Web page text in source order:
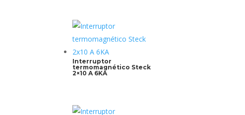
Interruptor
termomagnético Steck
2×10 A 6KA